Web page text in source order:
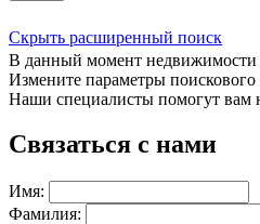
Скрыть расширенный поиск
В данный момент недвижимости
Измените параметры
Наши специалисты помогут вам
Связаться с нами
Имя:
Фамилия: